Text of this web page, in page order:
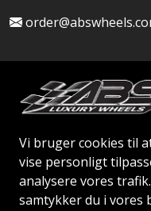
Vi bruger cookies til
vise personligt
analysere vores
samtykker du i vores
Ansøg